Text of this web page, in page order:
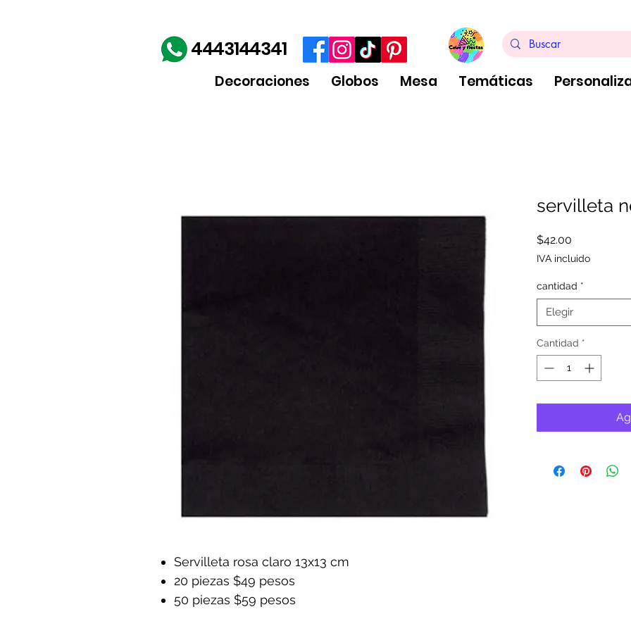
4443144341
Decoraciones Globos Mesa Temáticas
Servilleta rosa claro 13x13 cm
20 piezas $49 pesos
50 piezas $59 pesos
servilleta
$42.00
IVA incluido
cantidad *
Elegir
Cantidad *